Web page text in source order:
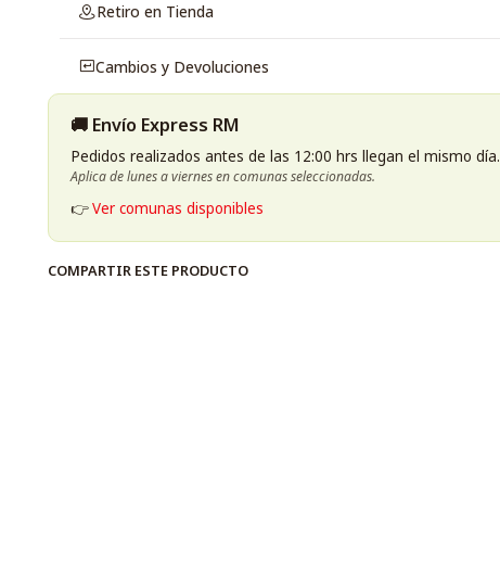
Retiro en Tienda
Cambios y Devoluciones
🚚 Envío Express RM
Pedidos realizados antes de las 12:00 hrs llegan el mismo día.
Aplica de lunes a viernes en comunas seleccionadas.
👉Ver comunas disponibles
COMPARTIR ESTE PRODUCTO